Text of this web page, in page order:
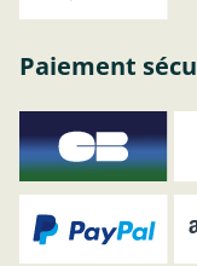
Paiement